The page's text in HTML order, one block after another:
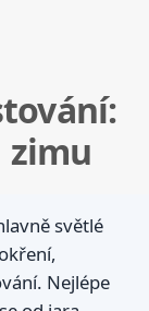
světlé
Nejlépe